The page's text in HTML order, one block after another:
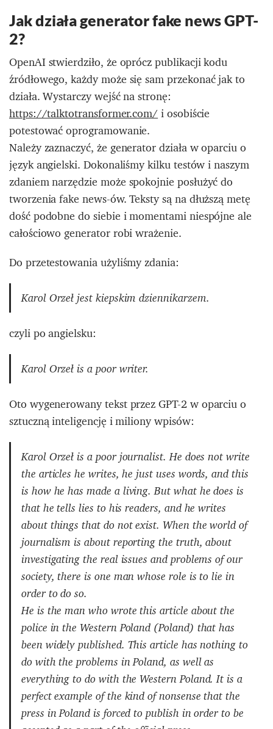
Jak działa generator fake news GPT-
2?
OpenAI stwierdziło, że oprócz publikacji kodu
źródłowego, każdy może się sam przekonać jak to
działa. Wystarczy wejść na stronę:
https://talktotransformer.com/i osobiście
potestować oprogramowanie.
Należy zaznaczyć, że generator działa w oparciu o
język angielski. Dokonaliśmy kilku testów i naszym
zdaniem narzędzie może spokojnie posłużyć do
tworzenia fake news-ów. Teksty są na dłuższą metę
dość podobne do siebie i momentami niespójne ale
całościowo generator robi wrażenie.
Do przetestowania użyliśmy zdania:
Karol Orzeł jest kiepskim dziennikarzem.
czyli po angielsku:
Karol Orzeł is a poor writer.
Oto wygenerowany tekst przez GPT-2 w oparciu o
sztuczną inteligencję i miliony wpisów:
Karol Orzeł is a poor journalist. He does not write
the articles he writes, he just uses words, and this
is how he has made a living. But what he does is
that he tells lies to his readers, and he writes
about things that do not exist. When the world of
journalism is about reporting the truth, about
investigating the real issues and problems of our
society, there is one man whose role is to lie in
order to do so.
He is the man who wrote this article about the
police in the Western Poland (Poland) that has
been widely published. This article has nothing to
do with the problems in Poland, as well as
everything to do with the Western Poland. It is a
perfect example of the kind of nonsense that the
press in Poland is forced to publish in order to be